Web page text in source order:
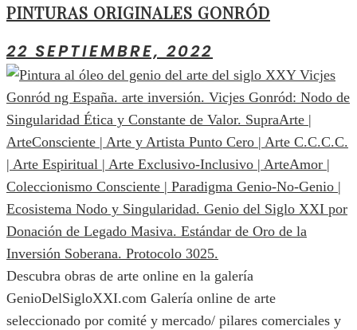
PINTURAS ORIGINALES GONRÓD
22 SEPTIEMBRE, 2022
Descubra obras de arte online en la galería
GenioDelSigloXXI.com Galería online de arte
seleccionado por comité y mercado/ pilares comerciales y